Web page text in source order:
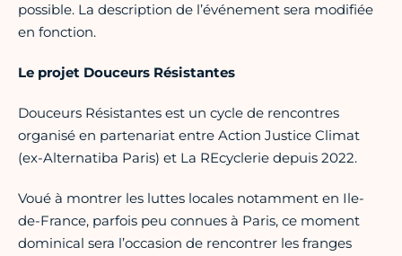
possible. La description de l’événement sera modifiée
en fonction.
Le projet Douceurs Résistantes
Douceurs Résistantes est un cycle de rencontres
organisé en partenariat entre Action Justice Climat
(ex-Alternatiba Paris) et La REcyclerie depuis 2022.
Voué à montrer les luttes locales notamment en Ile-
de-France, parfois peu connues à Paris, ce moment
dominical sera l’occasion de rencontrer les franges